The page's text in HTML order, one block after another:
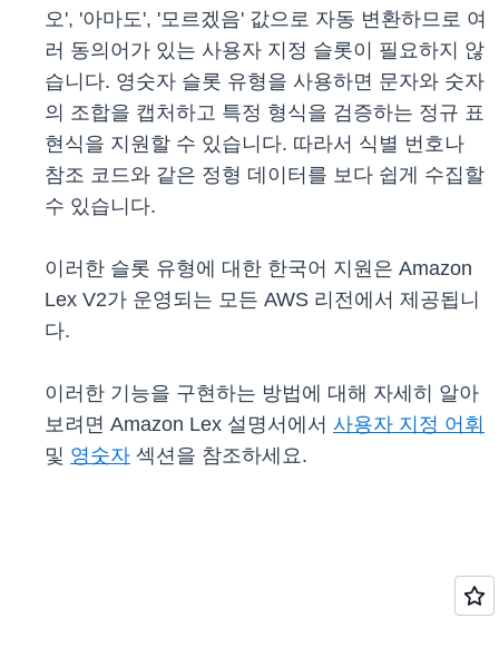
오', '아마도', '모르겠음' 값으로 자동 변환하므로 여
러 동의어가 있는 사용자 지정 슬롯이 필요하지 않
습니다. 영숫자 슬롯 유형을 사용하면 문자와 숫자
의 조합을 캡처하고 특정 형식을 검증하는 정규 표
현식을 지원할 수 있습니다. 따라서 식별 번호나
참조 코드와 같은 정형 데이터를 보다 쉽게 수집할
수 있습니다.
이러한 슬롯 유형에 대한 한국어 지원은 Amazon
Lex V2가 운영되는 모든 AWS 리전에서 제공됩니
다.
이러한 기능을 구현하는 방법에 대해 자세히 알아
보려면 Amazon Lex 설명서에서 사용자 지정 어휘
및 영숫자 섹션을 참조하세요.